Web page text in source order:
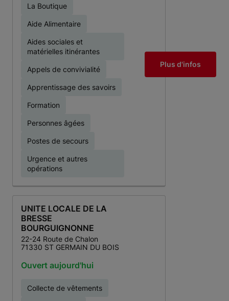
La Boutique
Aide Alimentaire
Aides sociales et
matérielles itinérantes
Appels de convivialité
Apprentissage des savoirs
Formation
Personnes âgées
Postes de secours
Urgence et autres
opérations
Plus d'infos
UNITE LOCALE DE LA
BRESSE
BOURGUIGNONNE
22-24 Route de Chalon
71330 ST GERMAIN DU BOIS
Ouvert aujourd'hui
Collecte de vêtements